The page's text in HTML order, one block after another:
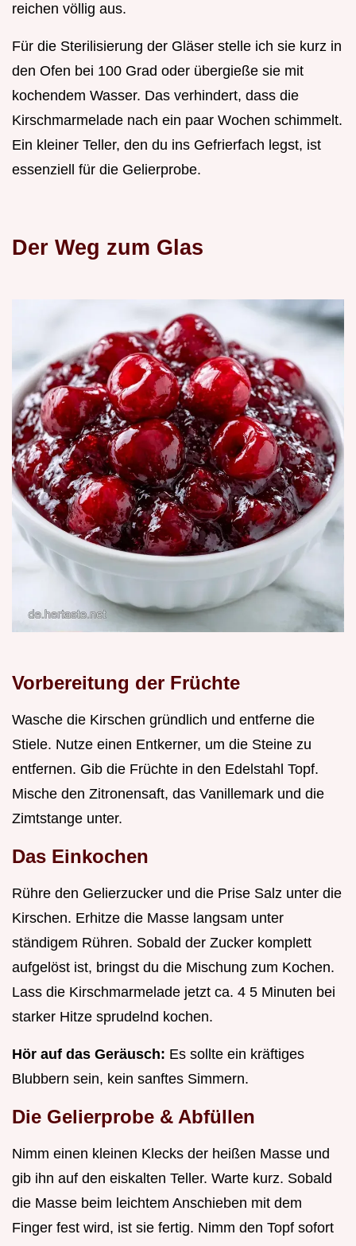
reichen völlig aus.
Für die Sterilisierung der Gläser stelle ich sie kurz in
den Ofen bei 100 Grad oder übergieße sie mit
kochendem Wasser. Das verhindert, dass die
Kirschmarmelade nach ein paar Wochen schimmelt.
Ein kleiner Teller, den du ins Gefrierfach legst, ist
essenziell für die Gelierprobe.
Der Weg zum Glas
Vorbereitung der Früchte
Wasche die Kirschen gründlich und entferne die
Stiele. Nutze einen Entkerner, um die Steine zu
entfernen. Gib die Früchte in den Edelstahl Topf.
Mische den Zitronensaft, das Vanillemark und die
Zimtstange unter.
Das Einkochen
Rühre den Gelierzucker und die Prise Salz unter die
Kirschen. Erhitze die Masse langsam unter
ständigem Rühren. Sobald der Zucker komplett
aufgelöst ist, bringst du die Mischung zum Kochen.
Lass die Kirschmarmelade jetzt ca. 4 5 Minuten bei
starker Hitze sprudelnd kochen.
Hör auf das Geräusch: Es sollte ein kräftiges
Blubbern sein, kein sanftes Simmern.
Die Gelierprobe & Abfüllen
Nimm einen kleinen Klecks der heißen Masse und
gib ihn auf den eiskalten Teller. Warte kurz. Sobald
die Masse beim leichtem Anschieben mit dem
Finger fest wird, ist sie fertig. Nimm den Topf sofort